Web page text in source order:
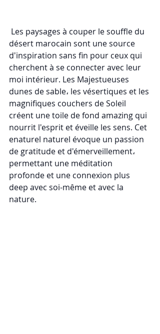
désert marocain sont une source
d'inspiration sans fin pour ceux qui
cherchent à se connecter avec leur
moi intérieur. Les Majestueuses
dunes de sable، les vésertiques et les
magnifiques couchers de Soleil
créent une toile de fond amazing qui
nourrit l'esprit et éveille les sens. Cet
enaturel naturel évoque un passion
de gratitude et d'émerveillement،
permettant une méditation
profonde et une connexion plus
deep avec soi-même et avec la
nature.